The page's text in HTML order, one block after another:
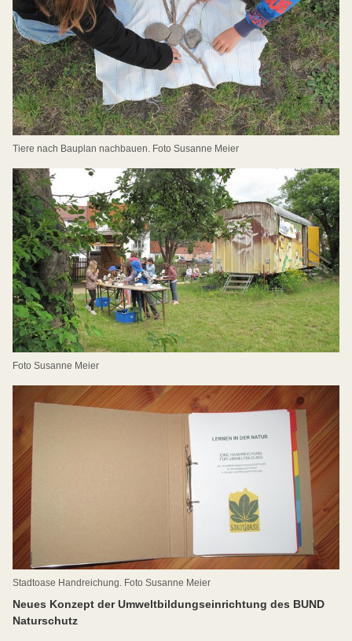
Tiere nach Bauplan nachbauen. Foto Susanne Meier
Foto Susanne Meier
Stadtoase Handreichung. Foto Susanne Meier
Neues Konzept der Umweltbildungseinrichtung des BUND
Naturschutz